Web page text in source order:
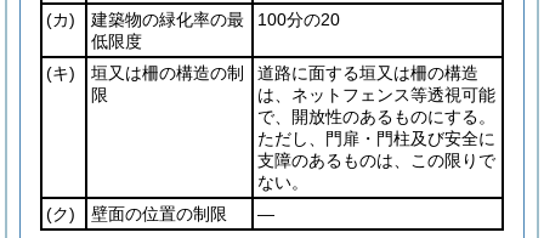
(カ)
建築物の緑化率の最
低限度
100分の20
(キ)
垣又は柵の構造の制
限
道路に面する垣又は柵の構造
は、ネットフェンス等透視可能
で、開放性のあるものにする。
ただし、門扉・門柱及び安全に
支障のあるものは、この限りで
ない。
(ク)
壁面の位置の制限
―